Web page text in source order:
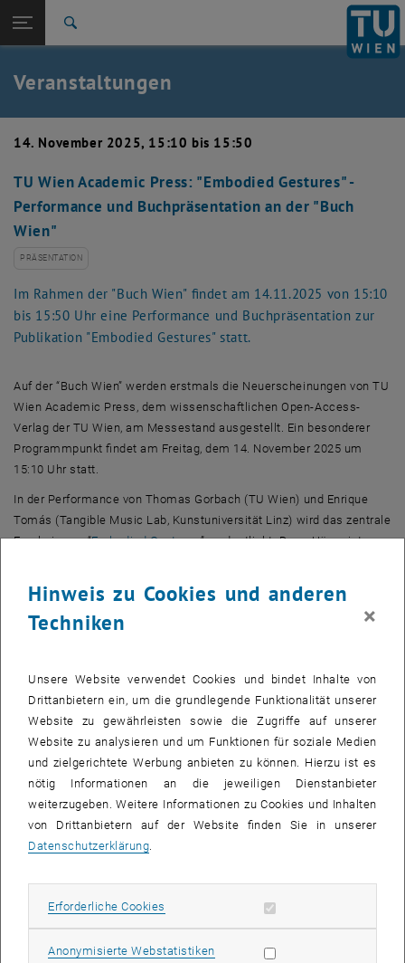
TU Login
Quicklinks
Quicklinks-Menü umschalten
Studium
Karriere
Zurück zur letzten Ebene:
Veranstaltungskalender
Event eintragen
Eventmanagement
Veranstaltungen
14. November 2025, 15:10 bis 15:50
TU Wien Academic Press: "Embodied Gestures" -
Performance und Buchpräsentation an der "Buch
Wien"
PRÄSENTATION
Im Rahmen der "Buch Wien" findet am 14.11.2025 von 15:10
bis 15:50 Uhr eine Performance und Buchpräsentation zur
Publikation "Embodied Gestures" statt.
Auf der “Buch Wien” werden erstmals die Neuerscheinungen von TU
Wien Academic Press , dem wissenschaftlichenOpen-Access-
Verlag der TU Wien, am Messestand ausgestellt. Ein besonderer
Programmpunkt findet am Freitag, dem 14. November 2025 um
15:10 Uhr statt.
In der Performance von Thomas Gorbach (TU Wien) und Enrique
Tomás (Tangible Music Lab, Kunstuniversität Linz) wird das zentrale
Ergebnis von “Embodied Gestures, öffnet eine externe URL in einem
” verdeutlicht. Denn Hören ist
Im Anschluss an die Performancefindet eine Buchpräsentation
statt. In der gleichnamigen Publikation sind die Ergebnisse des
künstlerischen Forschungsprojekts der Herausgeber Enrique Tomás,
dokumentiert.
“Embodied Gestures”Performance und Buchpräsentation
Die PresseScience Workshop Lounge , Messe Wien, Halle D
Zeit:14. November 2025, 15:10–15:50 Uhr
Tickets für die “Buch Wien”
KALENDEREINTRAG
Veranstaltung Details
Veranstaltungsort
Hinweis zu Cookies und anderen
Techniken
×
Unsere Website verwendet Cookies und bindet Inhalte von
Drittanbietern ein, um die grundlegende Funktionalität unserer
Website zu gewährleisten sowie die Zugriffe auf unserer
Website zu analysieren und um Funktionen für soziale Medien
und zielgerichtete Werbung anbieten zu können. Hierzu ist es
nötig Informationen an die jeweiligen Dienstanbieter
weiterzugeben. Weitere Informationen zu Cookies und Inhalten
von Drittanbietern auf der Website finden Sie in unserer
Datenschutzerklärung.
Erforderliche Cookies Erforderliche Cookies zulassen
Anonymisierte WebstatistikenStatistik Cookies zulassen